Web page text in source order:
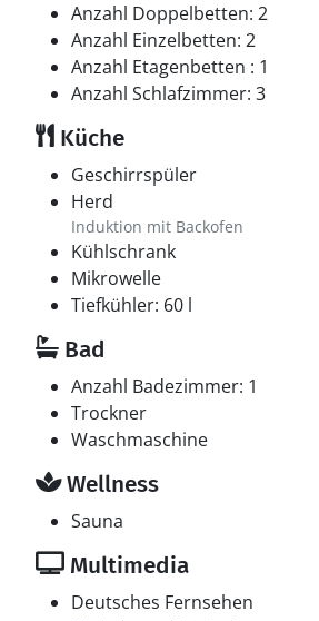
Anzahl Doppelbetten: 2
Anzahl Einzelbetten: 2
Anzahl Etagenbetten : 1
Anzahl Schlafzimmer: 3
Küche
Geschirrspüler
Herd
Induktion mit Backofen
Kühlschrank
Mikrowelle
Tiefkühler: 60 l
Bad
Anzahl Badezimmer: 1
Trockner
Waschmaschine
Wellness
Sauna
Multimedia
Deutsches Fernsehen